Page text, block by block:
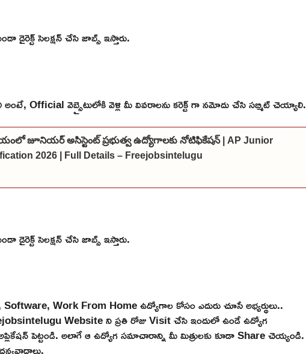
డైరెక్ట్ సెలక్షన్ చేసి జాబ్స్ ఇస్తారు.
Official వెబ్సైటులోకి వెళ్లి మీ వివరాలను కరెక్ట్ గా నమోదు చేసి సబ్మిట్ చెయ్యాలి.
జూనియర్ అసిస్టెంట్ ప్రభుత్వ ఉద్యోగాలకు నోటిఫికేషన్ | AP Junior
2026 | Full Details – Freejobsintelugu
డైరెక్ట్ సెలక్షన్ చేసి జాబ్స్ ఇస్తారు.
Software, Work From Home ఉద్యోగాల కోసం ఎదురు చూసే అభ్యర్థులు..
Website ని ప్రతి రోజు Visit చేసి ఇందులో ఉండే ఉద్యోగ
పెట్టండి. అలాగే ఆ ఉద్యోగ సమాచారాన్ని మీ మిత్రులకు కూడా Share చెయ్యండి.